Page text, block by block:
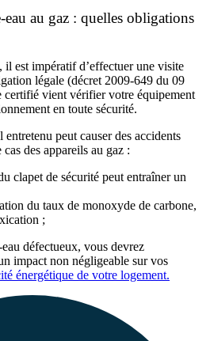
au gaz : quelles obligations
il est impératif d’effectuer une visite
légale (décret 2009-649 du 09
vient vérifier votre équipement
en toute sécurité.
peut causer des accidents
des appareils au gaz :
clapet de sécurité peut entraîner un
du taux de monoxyde de carbone,
;
défectueux, vous devrez
impact non négligeable sur vos
énergétique de votre logement.